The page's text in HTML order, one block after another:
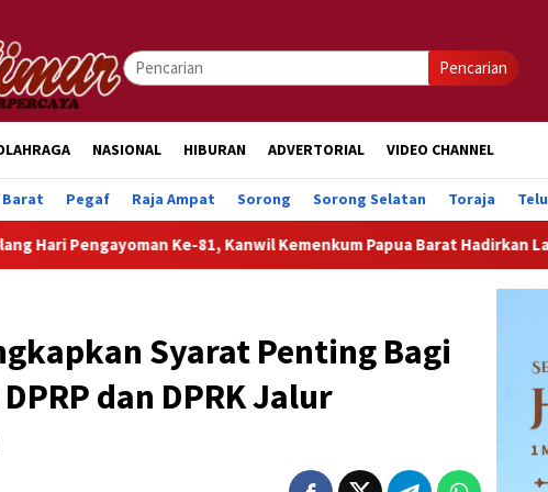
Pencarian
NASIONAL HIBURAN ADVERTORIAL VIDEO CHANNEL
Barat Pegaf Raja Ampat Sorong Sorong Selatan Toraja
Ke-81, Kanwil Kemenkum Papua Barat Hadirkan Layanan Hukum
Syarat Penting Bagi
dan DPRK Jalur